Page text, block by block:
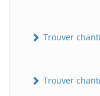
Trouver
Trouver